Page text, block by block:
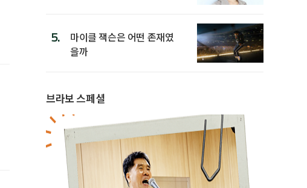
5.
마이클 잭슨은 어떤 존재였
을까
브라보 스페셜